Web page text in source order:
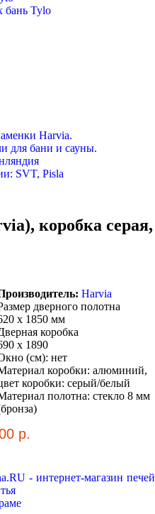
бань Tylo
коробка серая,
Harvia
дверного полотна
x 1850 мм
коробка
x 1890
(см): нет
коробки: алюминий,
коробки: серый/белый
полотна: стекло 8 мм
р.